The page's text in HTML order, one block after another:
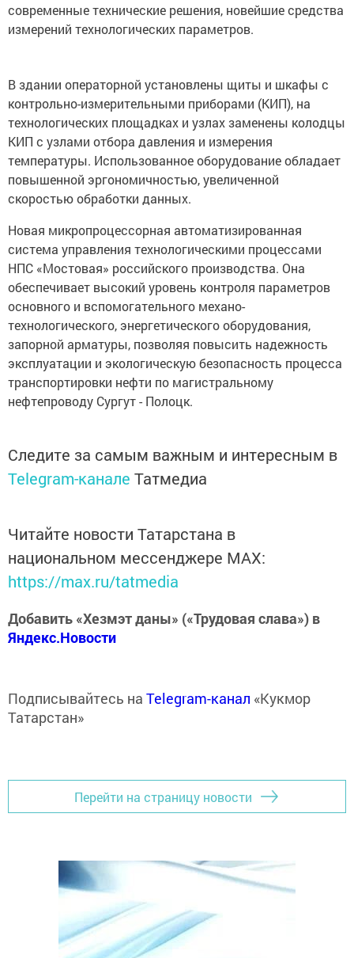
современные технические решения, новейшие средства
измерений технологических параметров.
В здании операторной установлены щиты и шкафы с
контрольно-измерительными приборами (КИП), на
технологических площадках и узлах заменены колодцы
КИП с узлами отбора давления и измерения
температуры. Использованное оборудование обладает
повышенной эргономичностью, увеличенной
скоростью обработки данных.
Новая микропроцессорная автоматизированная
система управления технологическими процессами
НПС «Мостовая» российского производства. Она
обеспечивает высокий уровень контроля параметров
основного и вспомогательного механо-
технологического, энергетического оборудования,
запорной арматуры, позволяя повысить надежность
эксплуатации и экологическую безопасность процесса
транспортировки нефти по магистральному
нефтепроводу Сургут - Полоцк.
Следите за самым важным и интересным в
Telegram-канале Татмедиа
Читайте новости Татарстана в
национальном мессенджере MАХ:
https://max.ru/tatmedia
Добавить «Хезмэт даны» («Трудовая слава») в
Яндекс.Новости
Подписывайтесь на Telegram-канал «Кукмор
Татарстан»
Перейти на страницу новости